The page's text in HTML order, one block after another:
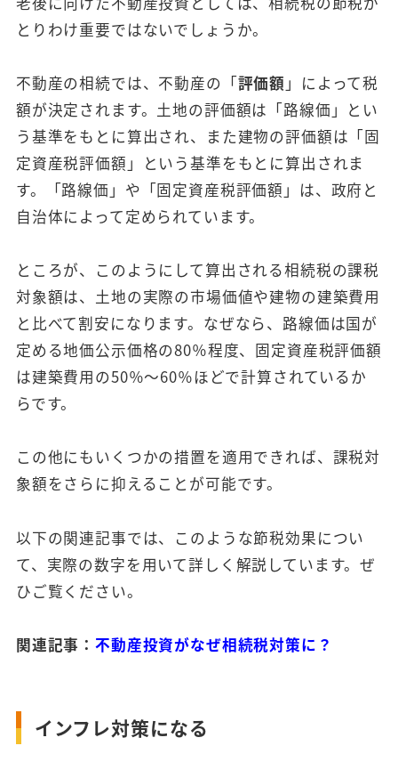
とりわけ重要ではないでしょうか。
不動産の相続では、不動産の「評価額 」によって税
額が決定されます。土地の評価額は「路線価」とい
う基準をもとに算出され、また建物の評価額は「固
定資産税評価額」という基準をもとに算出されま
す。「路線価」や「固定資産税評価額」は、政府と
自治体によって定められています。
ところが、このようにして算出される相続税の課税
対象額は、土地の実際の市場価値や建物の建築費用
と比べて割安になります。なぜなら、路線価は国が
定める地価公示価格の80％程度、固定資産税評価額
は建築費用の50％〜60％ほどで計算されているか
らです。
この他にもいくつかの措置を適用できれば、課税対
象額をさらに抑えることが可能です。
以下の関連記事では、このような節税効果につい
て、実際の数字を用いて詳しく解説しています。ぜ
ひご覧ください。
関連記事：不動産投資がなぜ相続税対策に？
インフレ対策になる